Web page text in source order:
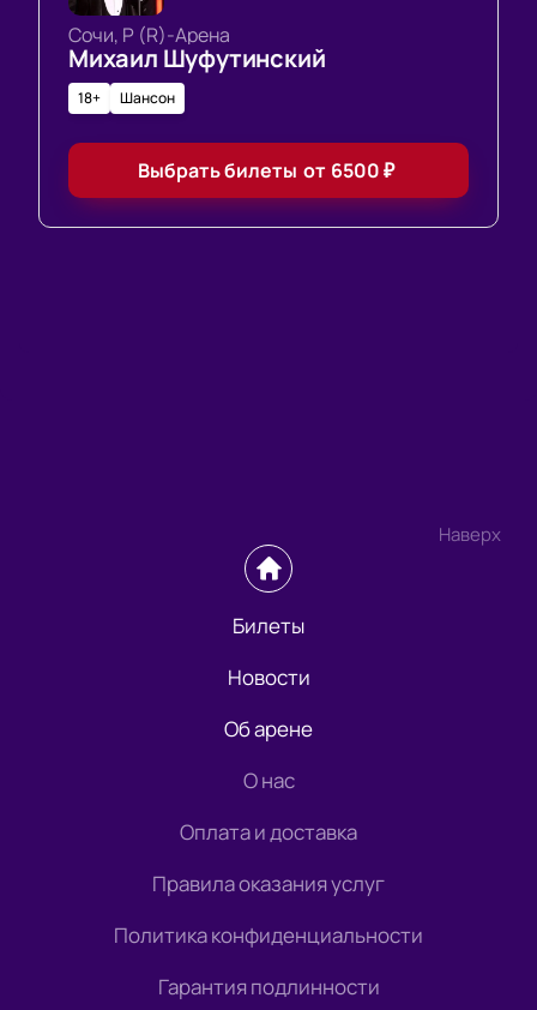
Сочи, Р (R)-Арена
Михаил Шуфутинский
18+ Шансон
Выбрать билеты от 6500₽
Наверх
Билеты
Новости
Об арене
О нас
Оплата и доставка
Правила оказания услуг
Политика конфиденциальности
Гарантия подлинности